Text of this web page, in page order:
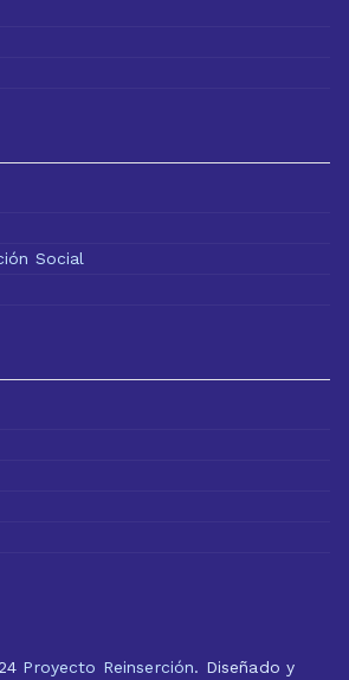
Social
Proyecto Reinserción. Diseñado y